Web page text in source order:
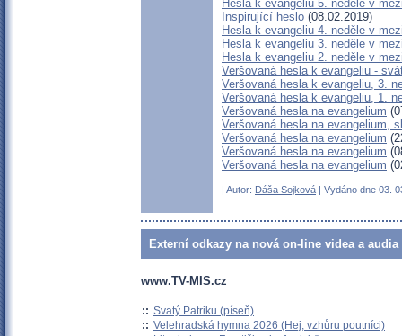
Hesla k evangeliu 5. neděle v
Inspirující heslo (08.02.2019)
Hesla k evangeliu 4. neděle v
Hesla k evangeliu 3. neděle v
Hesla k evangeliu 2. neděle v
Veršovaná hesla k evangeliu -
Veršovaná hesla k evangeliu, 3.
Veršovaná hesla k evangeliu, 1.
Veršovaná hesla na evangelium
Veršovaná hesla na evangelium,
Veršovaná hesla na evangelium
Veršovaná hesla na evangelium
Veršovaná hesla na evangelium
| Autor: Dáša Sojková | Vydáno dne 03.
Externí odkazy na nová on-line videa a audia
www.TV-MIS.cz
:: Svatý Patriku (píseň)
:: Velehradská hymna 2026 (Hej, vzhůru poutníci)